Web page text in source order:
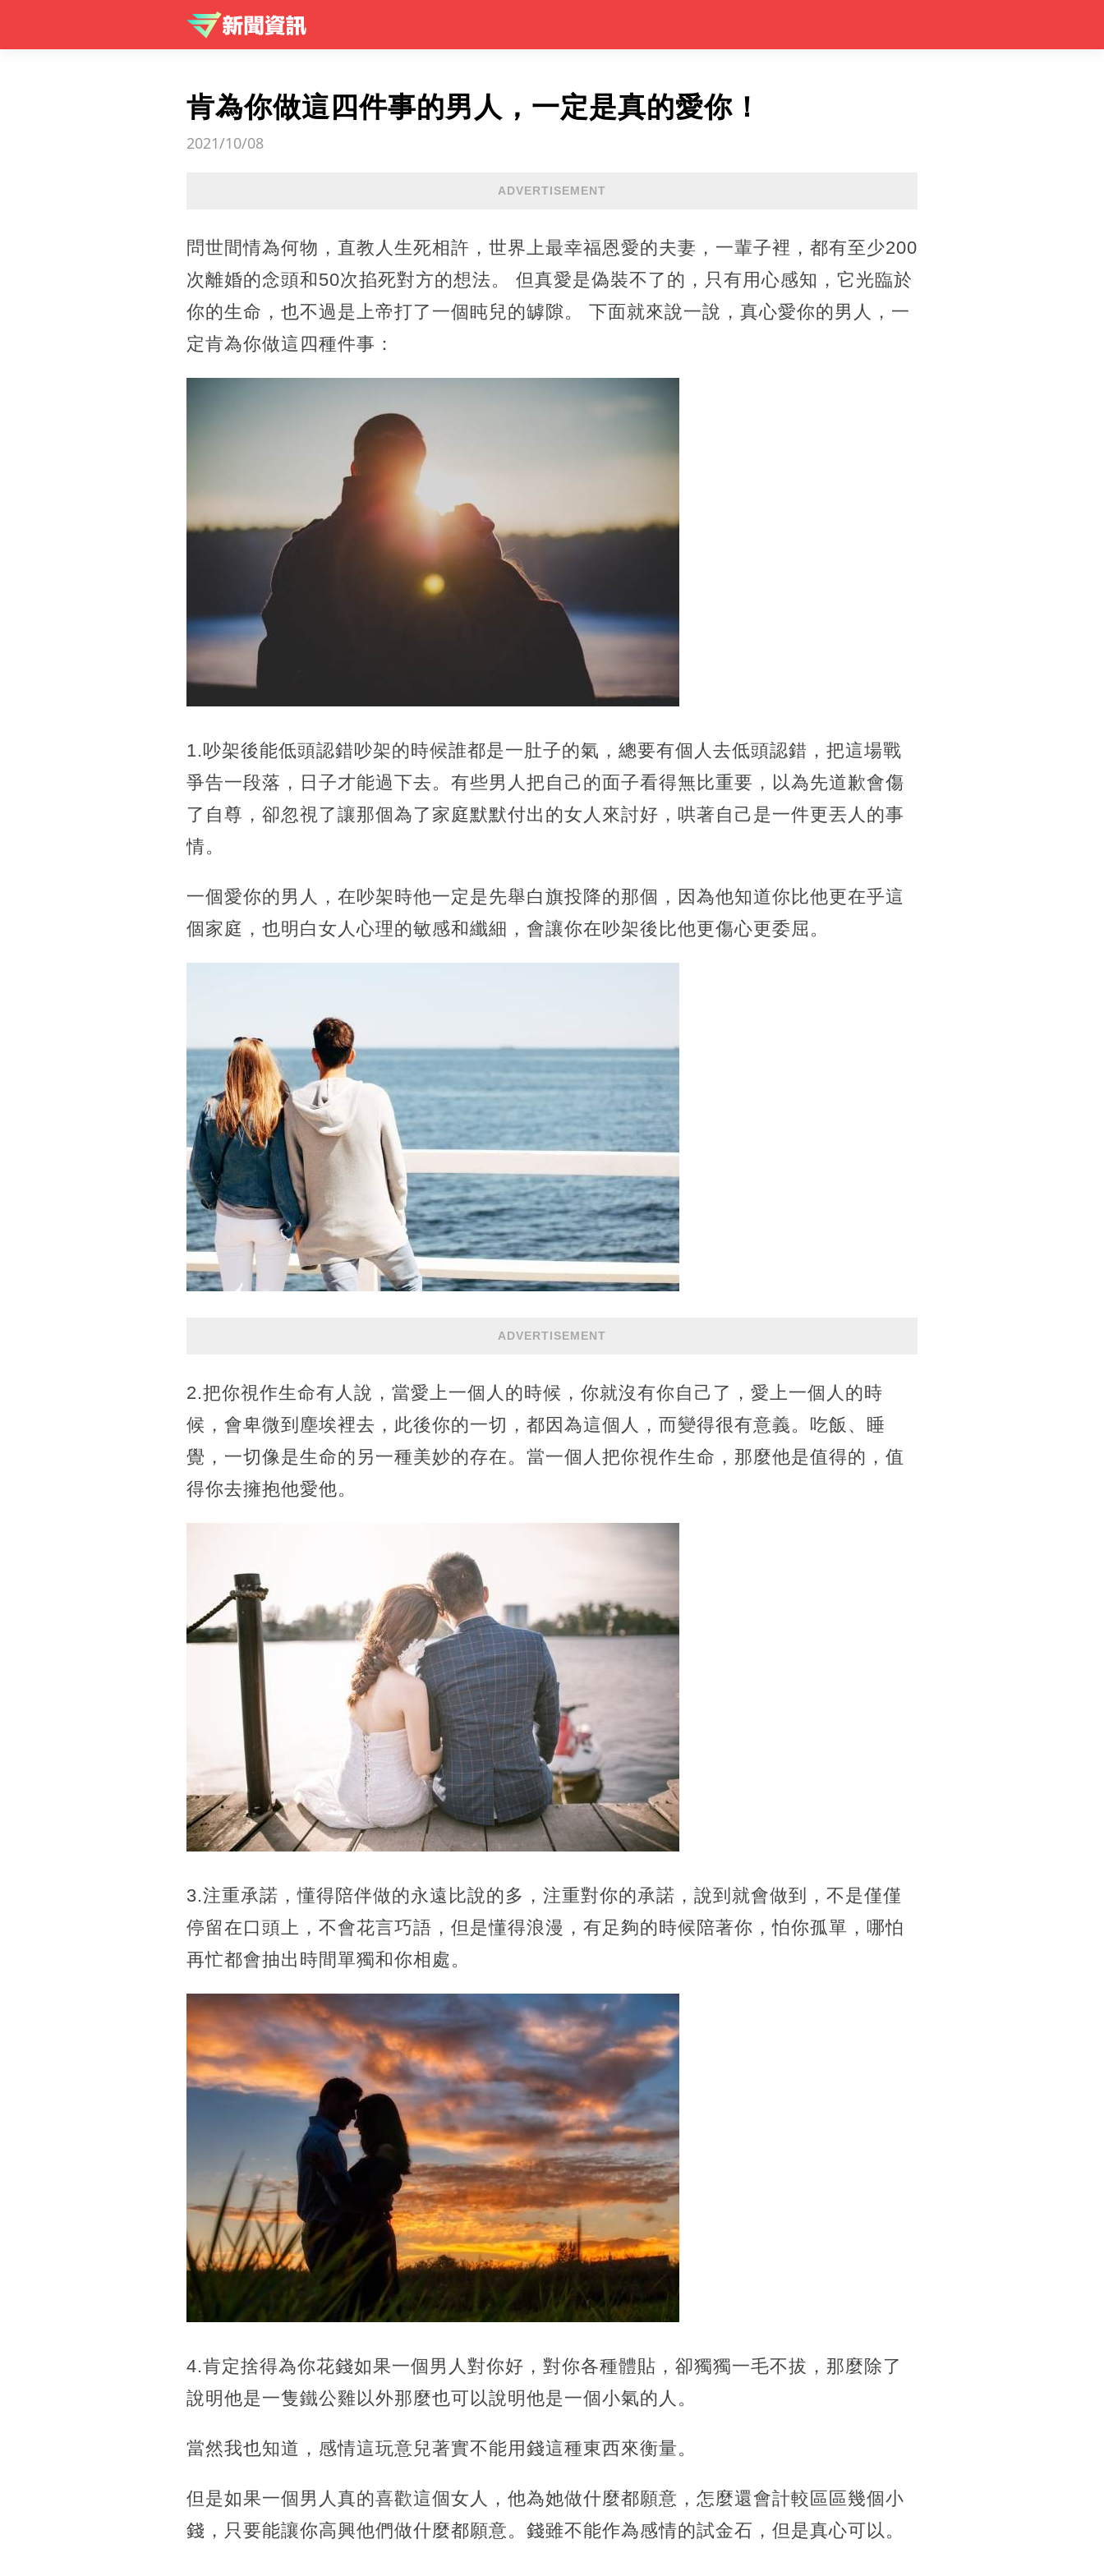
肯為你做這四件事的男人，一定是真的愛你！
2021/10/08
ADVERTISEMENT
問世間情為何物，直教人生死相許，世界上最幸福恩愛的夫妻，一輩子裡，都有至少200
次離婚的念頭和50次掐死對方的想法。 但真愛是偽裝不了的，只有用心感知，它光臨於
你的生命，也不過是上帝打了一個盹兒的罅隙。 下面就來說一說，真心愛你的男人，一
定肯為你做這四種件事：
1.吵架後能低頭認錯吵架的時候誰都是一肚子的氣，總要有個人去低頭認錯，把這場戰
爭告一段落，日子才能過下去。有些男人把自己的面子看得無比重要，以為先道歉會傷
了自尊，卻忽視了讓那個為了家庭默默付出的女人來討好，哄著自己是一件更丟人的事
情。
一個愛你的男人，在吵架時他一定是先舉白旗投降的那個，因為他知道你比他更在乎這
個家庭，也明白女人心理的敏感和纖細，會讓你在吵架後比他更傷心更委屈。
ADVERTISEMENT
2.把你視作生命有人說，當愛上一個人的時候，你就沒有你自己了，愛上一個人的時
候，會卑微到塵埃裡去，此後你的一切，都因為這個人，而變得很有意義。吃飯、睡
覺，一切像是生命的另一種美妙的存在。當一個人把你視作生命，那麼他是值得的，值
得你去擁抱他愛他。
3.注重承諾，懂得陪伴做的永遠比說的多，注重對你的承諾，說到就會做到，不是僅僅
停留在口頭上，不會花言巧語，但是懂得浪漫，有足夠的時候陪著你，怕你孤單，哪怕
再忙都會抽出時間單獨和你相處。
4.肯定捨得為你花錢如果一個男人對你好，對你各種體貼，卻獨獨一毛不拔，那麼除了
說明他是一隻鐵公雞以外那麼也可以說明他是一個小氣的人。
當然我也知道，感情這玩意兒著實不能用錢這種東西來衡量。
但是如果一個男人真的喜歡這個女人，他為她做什麼都願意，怎麼還會計較區區幾個小
錢，只要能讓你高興他們做什麼都願意。錢雖不能作為感情的試金石，但是真心可以。